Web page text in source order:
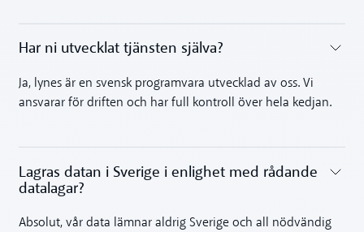
Toggle accordion
Har ni utvecklat tjänsten själva?
Ja, lynes är en svensk programvara utvecklad av oss. Vi
ansvarar för driften och har full kontroll över hela kedjan.
Lagras datan i Sverige i enlighet med rådande
datalagar?
Absolut, vår data lämnar aldrig Sverige och all nödvändig